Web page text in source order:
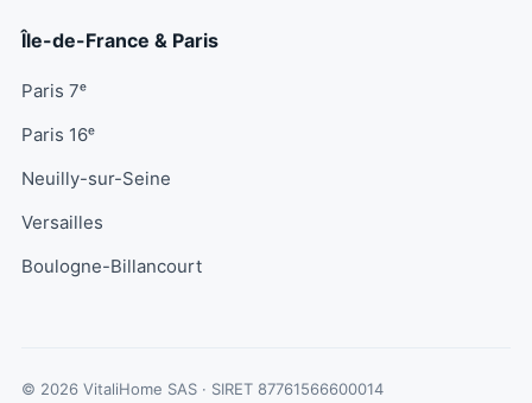
Île-de-France & Paris
Paris 7ᵉ
Paris 16ᵉ
Neuilly-sur-Seine
Versailles
Boulogne-Billancourt
© 2026 VitaliHome SAS · SIRET 87761566600014